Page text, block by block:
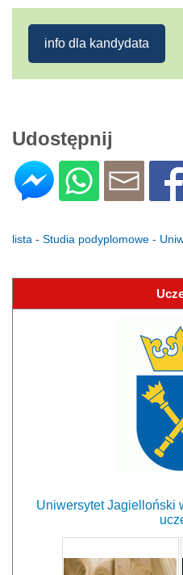
info dla kandydata
Udostępnij
lista - Studia podyplomowe -
Uniwersytet Jagielloński